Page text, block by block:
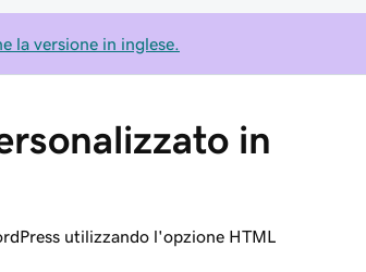
la versione in inglese.
in
utilizzando l'opzione HTML